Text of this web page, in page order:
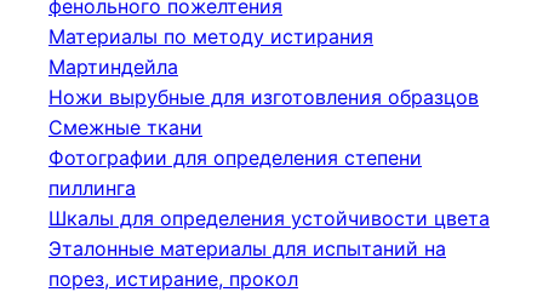
фенольного пожелтения
Материалы по методу истирания
Мартиндейла
Ножи вырубные для изготовления образцов
Смежные ткани
Фотографии для определения степени
пиллинга
Шкалы для определения устойчивости цвета
Эталонные материалы для испытаний на
порез, истирание, прокол